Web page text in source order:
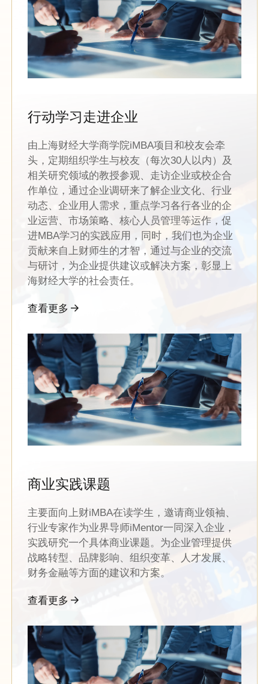
行动学习走进企业
由上海财经大学商学院iMBA项目和校友会牵
头，定期组织学生与校友（每次30人以内）及
相关研究领域的教授参观、走访企业或校企合
作单位，通过企业调研来了解企业文化、行业
动态、企业用人需求，重点学习各行各业的企
业运营、市场策略、核心人员管理等运作，促
进MBA学习的实践应用，同时，我们也为企业
贡献来自上财师生的才智，通过与企业的交流
与研讨，为企业提供建议或解决方案，彰显上
海财经大学的社会责任。
查看更多
商业实践课题
主要面向上财iMBA在读学生，邀请商业领袖、
行业专家作为业界导师iMentor一同深入企业，
实践研究一个具体商业课题。为企业管理提供
战略转型、品牌影响、组织变革、人才发展、
财务金融等方面的建议和方案。
查看更多